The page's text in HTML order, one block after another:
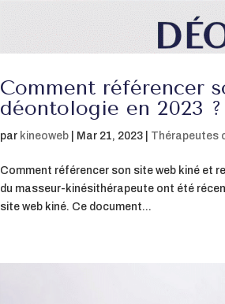
Comment référencer
déontologie en 2023 ?
par kineoweb Mar 21, 2023 Thérapeutes
Comment référencer son site web kiné et
du masseur-kinésithérapeute ont été
site web kiné. Ce document...